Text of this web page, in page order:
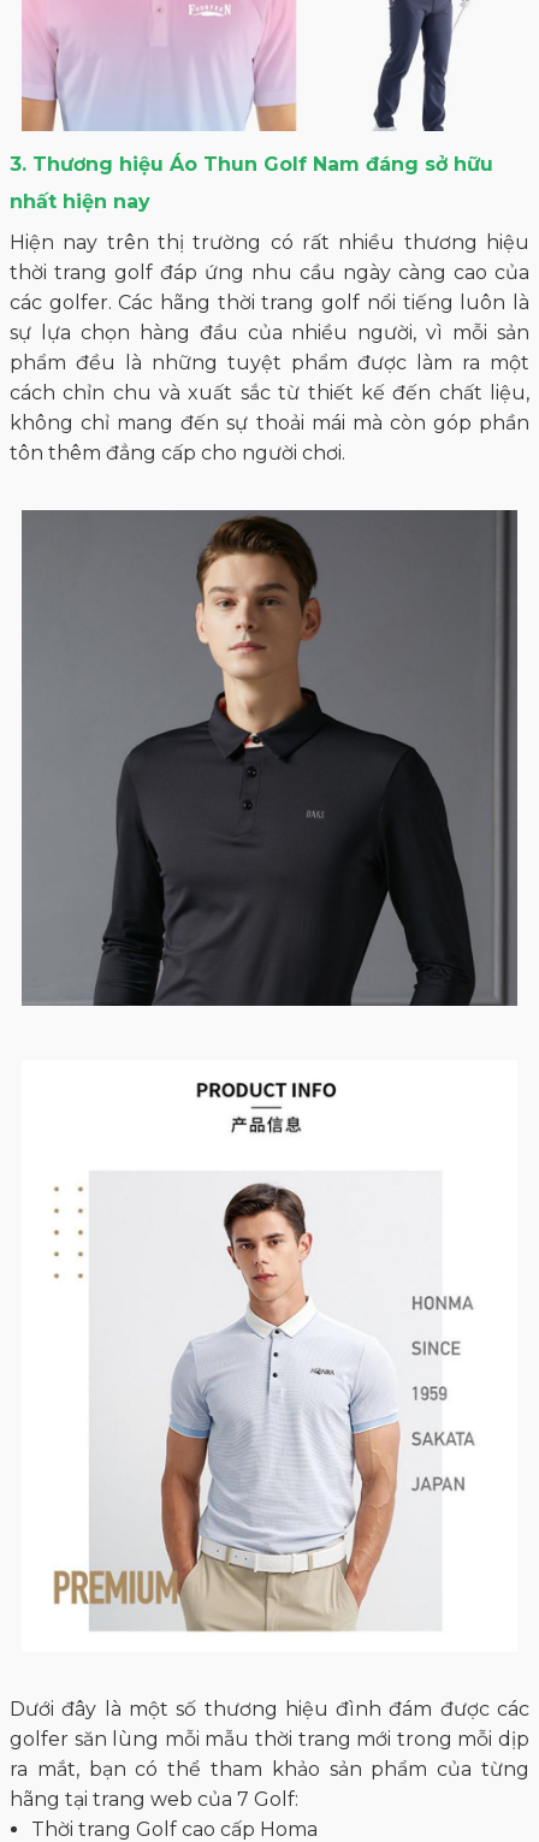
3. Thương hiệu Áo Thun Golf Nam đáng sở hữu
nhất hiện nay
Hiện nay trên thị trường có rất nhiều thương hiệu
thời trang golf đáp ứng nhu cầu ngày càng cao của
các golfer. Các hãng thời trang golf nổi tiếng luôn là
sự lựa chọn hàng đầu của nhiều người, vì mỗi sản
phẩm đều là những tuyệt phẩm được làm ra một
cách chỉn chu và xuất sắc từ thiết kế đến chất liệu,
không chỉ mang đến sự thoải mái mà còn góp phần
tôn thêm đẳng cấp cho người chơi.
Dưới đây là một số thương hiệu đình đám được các
golfer săn lùng mỗi mẫu thời trang mới trong mỗi dịp
ra mắt, bạn có thể tham khảo sản phẩm của từng
hãng tại trang web của 7 Golf:
Thời trang Golf cao cấp Homa